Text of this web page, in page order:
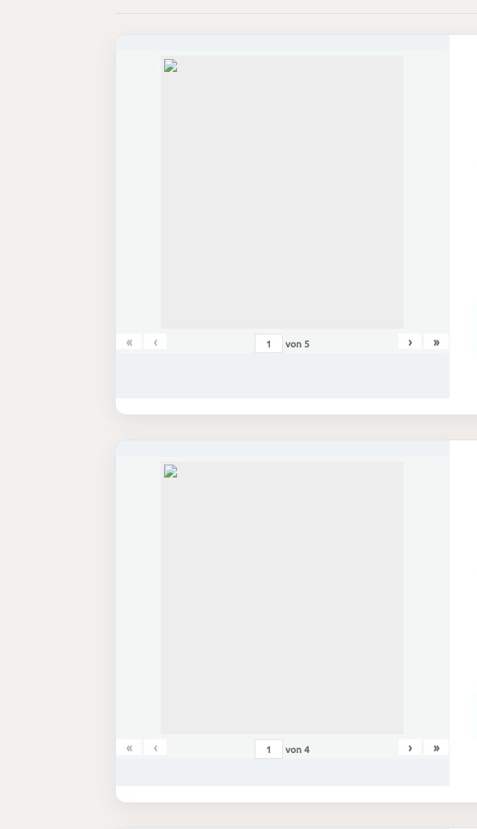
« ‹ von 5 › »
« ‹ von4 › »